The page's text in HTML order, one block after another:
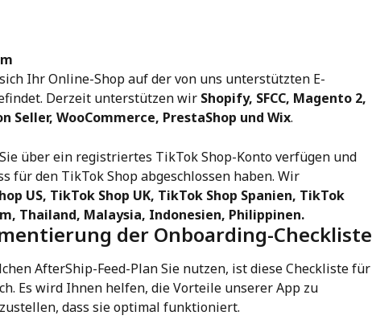
Ihr Online-Shop auf der von uns unterstützten E-
Derzeit unterstützen wir Shopify, SFCC, Magento 2,
Seller, WooCommerce, PrestaShop und Wix.
über ein registriertes TikTok Shop-Konto verfügen und
für den TikTok Shop abgeschlossen haben. Wir
US, TikTok Shop UK, TikTok Shop Spanien, TikTok
Thailand, Malaysia, Indonesien, Philippinen.
der Onboarding-Checkliste
AfterShip-Feed-Plan Sie nutzen, ist diese Checkliste für
Es wird Ihnen helfen, die Vorteile unserer App zu
dass sie optimal funktioniert.